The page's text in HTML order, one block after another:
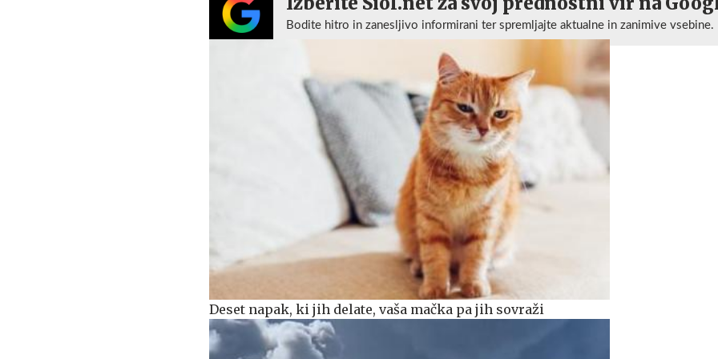
Bodite hitro in zanesljivo informirani ter spremljajte aktualne in zanimive vsebine.
Deset napak, ki jih delate, vaša mačka pa jih sovraži